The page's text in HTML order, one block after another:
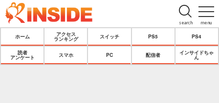
menu
search
ホーム
アクセス
ランキング
スイッチ PS5 PS4
読者
アンケート
スマホ PC 配信者
インサイドちゃ
ん